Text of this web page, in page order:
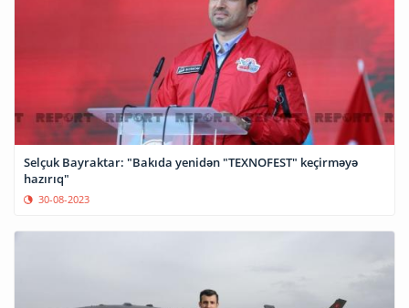
Selçuk Bayraktar: "Bakıda yenidən "TEXNOFEST" keçirməyə
hazırıq"
30-08-2023